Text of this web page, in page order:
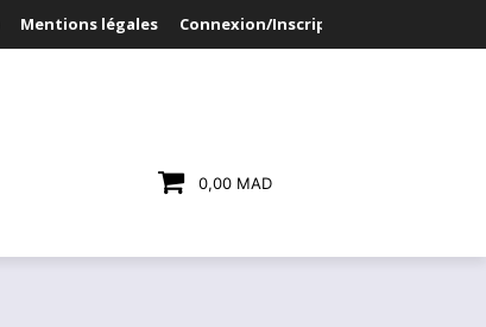
Mentions légales Connexion/Inscription
0,00 MAD